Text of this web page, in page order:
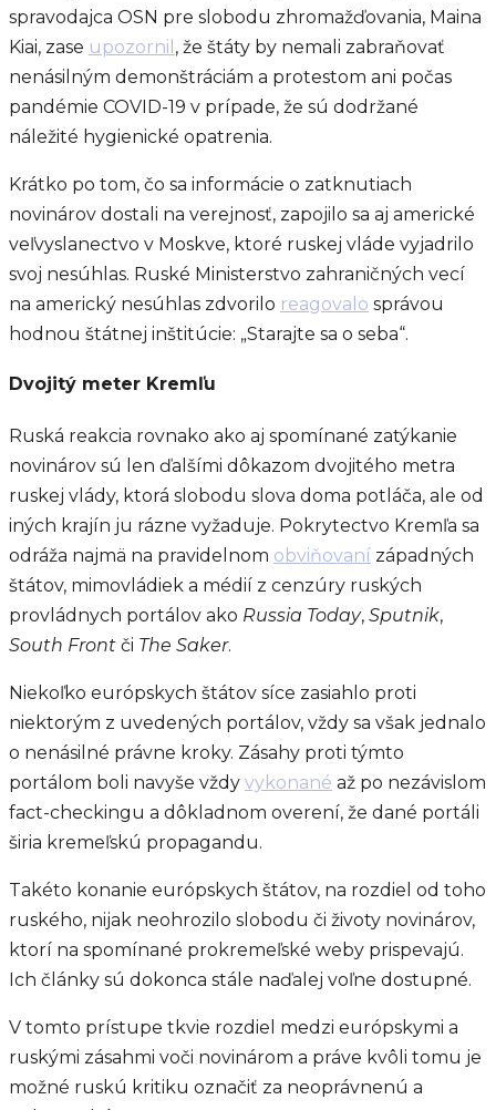
spravodajca OSN pre slobodu zhromažďovania, Maina
Kiai, zase upozornil , že štáty by nemali zabraňovať
nenásilným demonštráciám a protestom ani počas
pandémie COVID-19 v prípade, že sú dodržané
náležité hygienické opatrenia.
Krátko po tom, čo sa informácie o zatknutiach
novinárov dostali na verejnosť, zapojilo sa aj americké
veľvyslanectvo v Moskve, ktoré ruskej vláde vyjadrilo
svoj nesúhlas. Ruské Ministerstvo zahraničných vecí
na americký nesúhlas zdvorilo reagovalo správou
hodnou štátnej inštitúcie: „Starajte sa o seba“.
Dvojitý meter Kremľu
Ruská reakcia rovnako ako aj spomínané zatýkanie
novinárov sú len ďalšími dôkazom dvojitého metra
ruskej vlády, ktorá slobodu slova doma potláča, ale od
iných krajín ju rázne vyžaduje. Pokrytectvo Kremľa sa
odráža najmä na pravidelnom obviňovaní západných
štátov, mimovládiek a médií z cenzúry ruských
provládnych portálov ako Russia Today, Sputnik,
South Front či The Saker.
Niekoľko európskych štátov síce zasiahlo proti
niektorým z uvedených portálov, vždy sa však jednalo
o nenásilné právne kroky. Zásahy proti týmto
portálom boli navyše vždy vykonané až po nezávislom
fact-checkingu a dôkladnom overení, že dané portáli
širia kremeľskú propagandu.
Takéto konanie európskych štátov, na rozdiel od toho
ruského, nijak neohrozilo slobodu či životy novinárov,
ktorí na spomínané prokremeľské weby prispevajú.
Ich články sú dokonca stále naďalej voľne dostupné.
V tomto prístupe tkvie rozdiel medzi európskymi a
ruskými zásahmi voči novinárom a práve kvôli tomu je
možné ruskú kritiku označiť za neoprávnenú a